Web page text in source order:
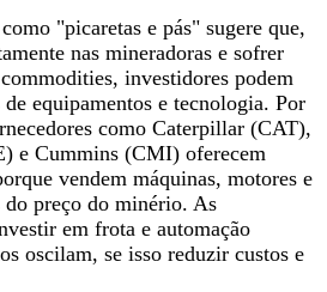
"picaretas e pás" sugere que,
nas mineradoras e sofrer
investidores podem
equipamentos e tecnologia. Por
como Caterpillar (CAT),
e Cummins (CMI) oferecem
vendem máquinas, motores e
do preço do minério. As
em frota e automação
oscilam, se isso reduzir custos e